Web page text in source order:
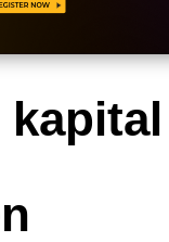
kapital